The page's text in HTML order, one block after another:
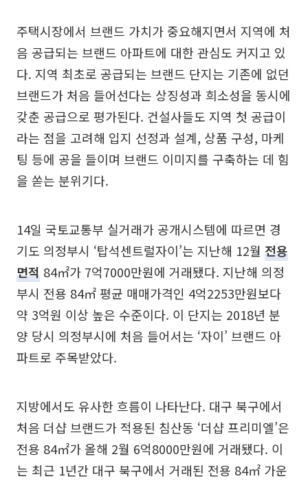
주택시장에서 브랜드 가치가 중요해지면서 지역에 처
음 공급되는 브랜드 아파트에 대한 관심도 커지고 있
다. 지역 최초로 공급되는 브랜드 단지는 기존에 없던
브랜드가 처음 들어선다는 상징성과 희소성을 동시에
갖춘 공급으로 평가된다. 건설사들도 지역 첫 공급이
라는 점을 고려해 입지 선정과 설계, 상품 구성, 마케
팅 등에 공을 들이며 브랜드 이미지를 구축하는 데 힘
을 쏟는 분위기다.
14일 국토교통부 실거래가 공개시스템에 따르면 경
기도 의정부시 ‘탑석센트럴자이’는 지난해 12월 전용
면적 84㎡가 7억7000만원에 거래됐다. 지난해 의정
부시 전용 84㎡ 평균 매매가격인 4억2253만원보다
약 3억원 이상 높은 수준이다. 이 단지는 2018년 분
양 당시 의정부시에 처음 들어서는 ‘자이’ 브랜드 아
파트로 주목받았다.
지방에서도 유사한 흐름이 나타난다. 대구 북구에서
처음 더샵 브랜드가 적용된 침산동 ‘더샵 프리미엘’은
전용 84㎡가 올해 2월 6억8000만원에 거래됐다. 이
는 최근 1년간 대구 북구에서 거래된 전용 84㎡ 가운